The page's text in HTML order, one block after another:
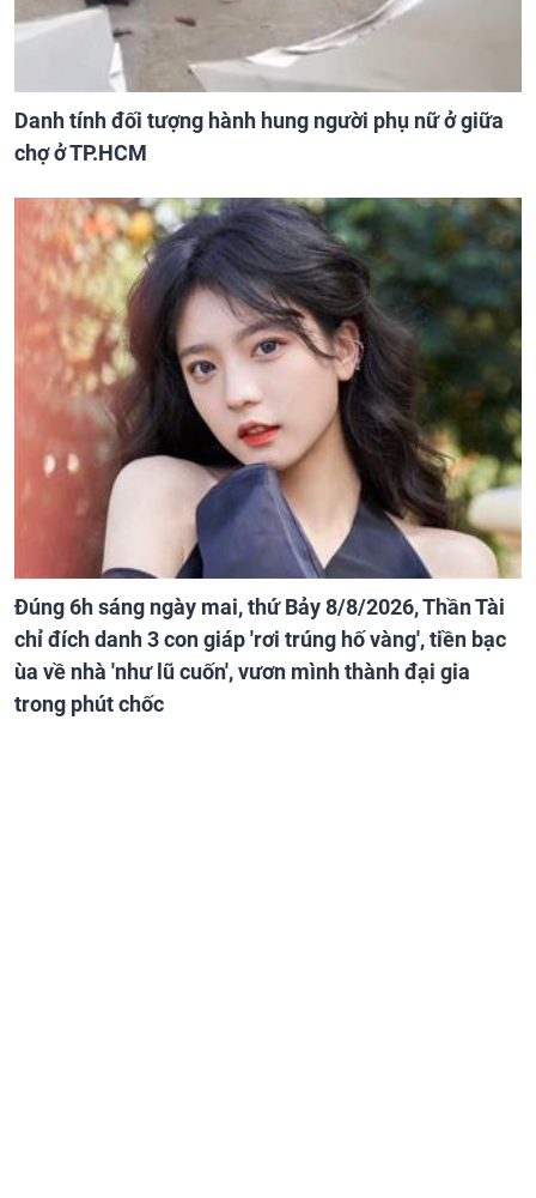
Danh tính đối tượng hành hung người phụ nữ ở giữa
chợ ở TP.HCM
Đúng 6h sáng ngày mai, thứ Bảy 8/8/2026, Thần Tài
chỉ đích danh 3 con giáp 'rơi trúng hố vàng', tiền bạc
ùa về nhà 'như lũ cuốn', vươn mình thành đại gia
trong phút chốc